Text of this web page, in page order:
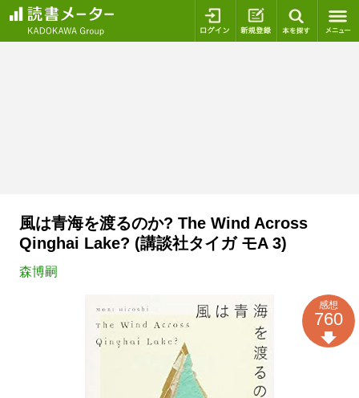
ログイン 新規登録
風は青海を渡るのか? The Wind Across
Qinghai Lake? (講談社タイガ モA 3)
森博嗣
感想
760